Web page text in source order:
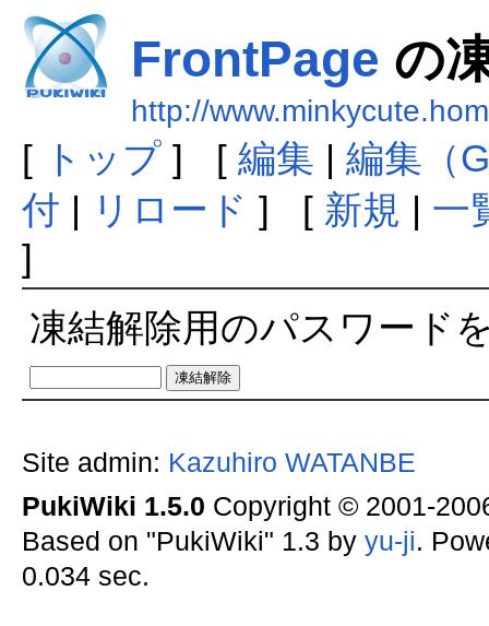
FrontPage の
http://
[ トップ] [ 編集 | 編集（
付 | リロード ] [ 新規 | 一
]
凍結解除用のパスワード
Site admin: Kazuhiro WATANBE
PukiWiki 1.5.0 Copyright © 2001-
Based on "PukiWiki" 1.3 by yu-ji.
0.034 sec.